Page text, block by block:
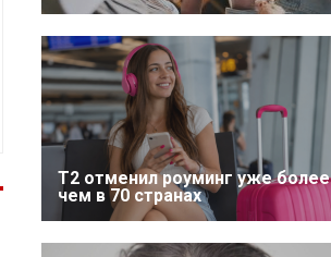
Т2 отменил роуминг уже более
чем в 70 странах